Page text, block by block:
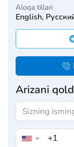
Aloqa tillari
English,
Arizani
▼